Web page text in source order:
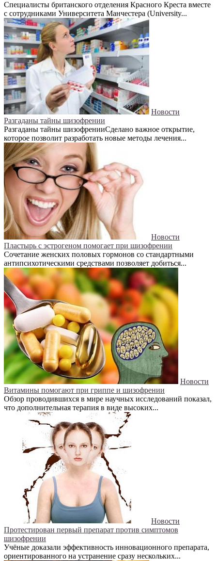
Специалисты британского отделения Красного Креста вместе
с сотрудниками Университета Манчестера (University...
Новости
Разгаданы тайны шизофрении
Разгаданы тайны шизофренииСделано важное открытие,
которое позволит разработать новые методы лечения...
Новости
Пластырь с эстрогеном помогает при шизофрении
Сочетание женских половых гормонов со стандартными
антипсихотическими средствами позволяет добиться...
Новости
Витамины помогают при гриппе и шизофрении
Обзор проводившихся в мире научных исследований показал,
что дополнительная терапия в виде высоких...
Новости
Протестирован первый препарат против симптомов
шизофрении
Учёные доказали эффективность инновационного препарата,
ориентированного на устранение сразу нескольких...